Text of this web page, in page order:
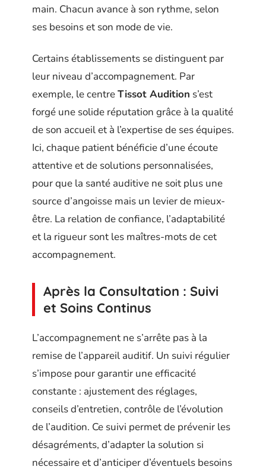
main. Chacun avance à son rythme, selon
ses besoins et son mode de vie.
Certains établissements se distinguent par
leur niveau d’accompagnement. Par
exemple, le centreTissot Audition s’est
forgé une solide réputation grâce à la qualité
de son accueil et à l’expertise de ses équipes.
Ici, chaque patient bénéficie d’une écoute
attentive et de solutions personnalisées,
pour que la santé auditive ne soit plus une
source d’angoisse mais un levier de mieux-
être. La relation de confiance, l’adaptabilité
et la rigueur sont les maîtres-mots de cet
accompagnement.
Après la Consultation : Suivi
et Soins Continus
L’accompagnement ne s’arrête pas à la
remise de l’appareil auditif. Un suivi régulier
s’impose pour garantir une efficacité
constante : ajustement des réglages,
conseils d’entretien, contrôle de l’évolution
de l’audition. Ce suivi permet de prévenir les
désagréments, d’adapter la solution si
nécessaire et d’anticiper d’éventuels besoins